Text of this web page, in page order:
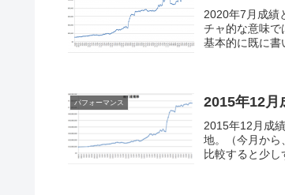
2020年7月成績
チャ的な意味
基本的に既に書
パフォーマンス 2015年12月
2015年12月成
地。（今月から
比較すると少し